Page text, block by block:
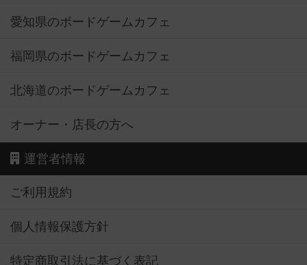
愛知県のボードゲームカフェ
福岡県のボードゲームカフェ
北海道のボードゲームカフェ
オーナー・店長の方へ
運営者情報
ご利用規約
個人情報保護方針
特定商取引法に基づく表記